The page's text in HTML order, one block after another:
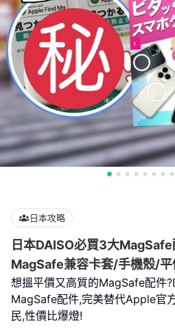
日本攻略
日本DAISO必買3大
MagSafe兼容卡套/手機殼/平
想搵平價又高質的MagSafe配件
MagSafe配件,完美替代Apple官
民,性價比爆燈!